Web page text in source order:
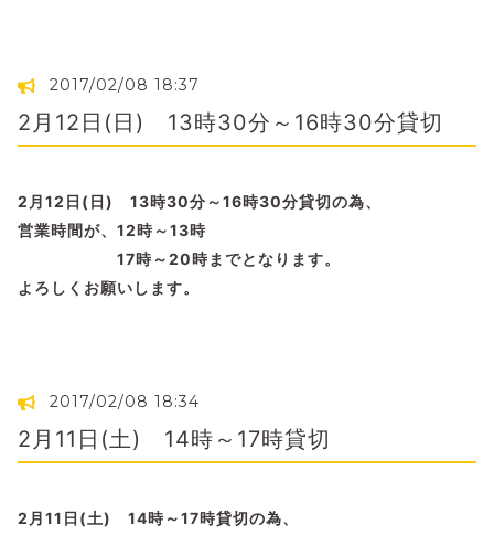
2017/02/08 18:37
2月12日(日) 13時30分～16時30分貸切
2月12日(日) 13時30分～16時30分貸切の為、
営業時間が、12時～13時
17時～20時までとなります。
よろしくお願いします。
2017/02/08 18:34
2月11日(土) 14時～17時貸切
2月11日(土) 14時～17時貸切の為、